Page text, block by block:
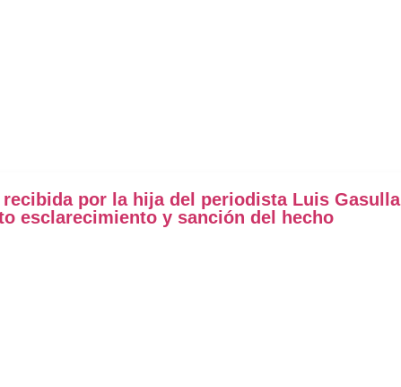
recibida por la hija del periodista Luis Gasulla
esclarecimiento y sanción del hecho